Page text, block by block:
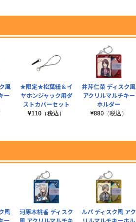
風
ー
★限定★松葉紐＆イ
ヤホンジャック用ダ
ストカバーセット
¥110（税込）
井芹仁菜 ディスク風
アクリルマルチキー
ホルダー
¥880（税込）
風
河原木桃香 ディスク
ルパ ディスク風 アク